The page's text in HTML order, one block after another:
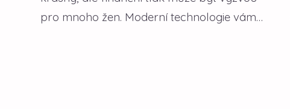
pro mnoho žen. Moderní technologie vám